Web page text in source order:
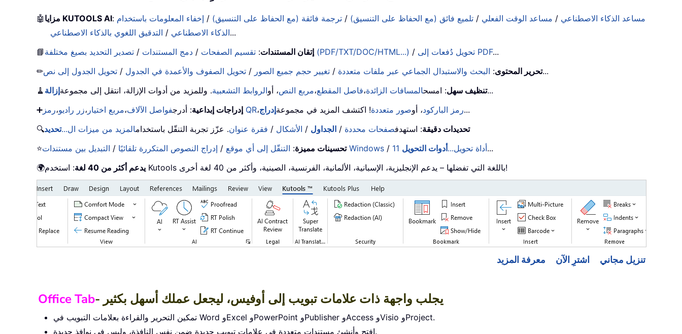
🤖 مزايا KUTOOLS AI: مساعد الذكاء الاصطناعي / مساعد الوقت الفعلي / تلميع فائق (مع الحفاظ على التنسيق) / ترجمة فائقة (مع الحفاظ على التنسيق) / إخفاء المعلومات باستخدام
الذكاء الاصطناعي / التدقيق اللغوي بالذكاء الاصطناعي
...
📘
إتقان المستندات: تقسيم الصفحات / دمج المستندات / تصدير التحديد بصيغ مختلفة (PDF/TXT/DOC/HTML...) / تحويل دُفعات إلى PDF...
✏
تحرير المحتوى: البحث والاستبدال الجماعي عبر ملفات متعددة / تغيير حجم جميع الصور / تحويل الصفوف والأعمدة في الجدول / تحويل الجدول إلى نص
...
🧹
تنظيف سهل: امسحالمسافات الزائدة،فاصل المقطع،مربع النص، أوالروابط التشعبية. وللمزيد من أدوات الإزالة، انتقل إلى مجموعةإزالة
...
➕
إدراجات إبداعية: أدرجفواصل الآلاف،مربع اختيار ،زر راديو، رمز QR، رمز الباركود، أوصور متعددة! اكتشف المزيد في مجموعةإدراج
...
🔍
تحديدات دقيقة: استهدفصفحات محددة / الجداول / الأشكال / فقرة عنوان. عزّز تجربة التنقّل باستخدامالمزيد من ميزات ال...تحديد
⭐
تحسينات مميزة: التنقّل إلى أي موقع / إدراج النصوص المتكررة تلقائيًا / التبديل بين مستندات Windows / 11 أداة تحويل...أدوات التحويل
...
🌍
يدعم أكثر من 40 لغة : استخدم Kutools باللغة التي تفضلها – يدعم الإنجليزية، الإسبانية، الألمانية، الفرنسية، الصينية، وأكثر من 40 لغة أخرى!
تنزيل مجاني اشترِ الآن معرفة المزيد
Office Tab - يجلب واجهة ذات علامات تبويب إلى أوفيس، ليجعل عملك أسهل بكثير
تمكين التحرير والقراءة بعلامات التبويب في Word وExcel وPowerPoint وPublisher وAccess وVisio وProject.
افتح وأنشئ مستندات متعددة في علامات تبويب جديدة ضمن نفس النافذة، وليس في نوافذ جديدة.